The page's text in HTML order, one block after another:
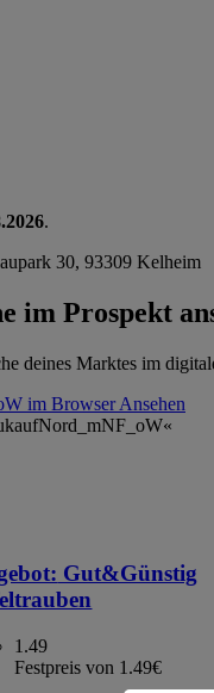
.
30, 93309 Kelheim
im Prospekt
deines Marktes im
im BrowserAnsehen
Gut&Günstig
1.49
Festpreis von 1.49€